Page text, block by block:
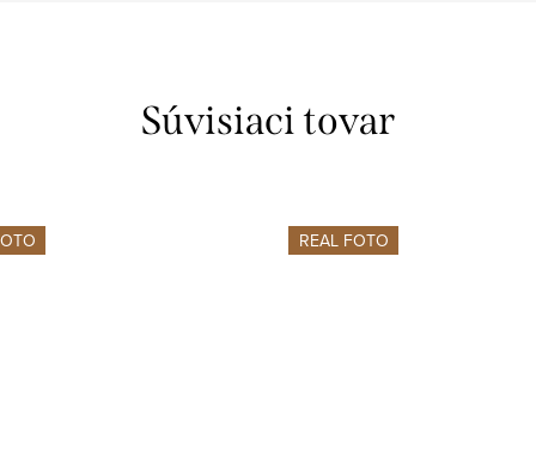
Súvisiaci tovar
REAL FOTO